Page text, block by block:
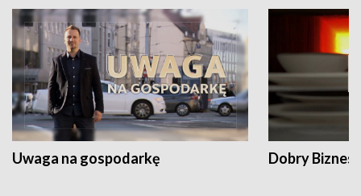
Uwaga na gospodarkę Dobry Biznes